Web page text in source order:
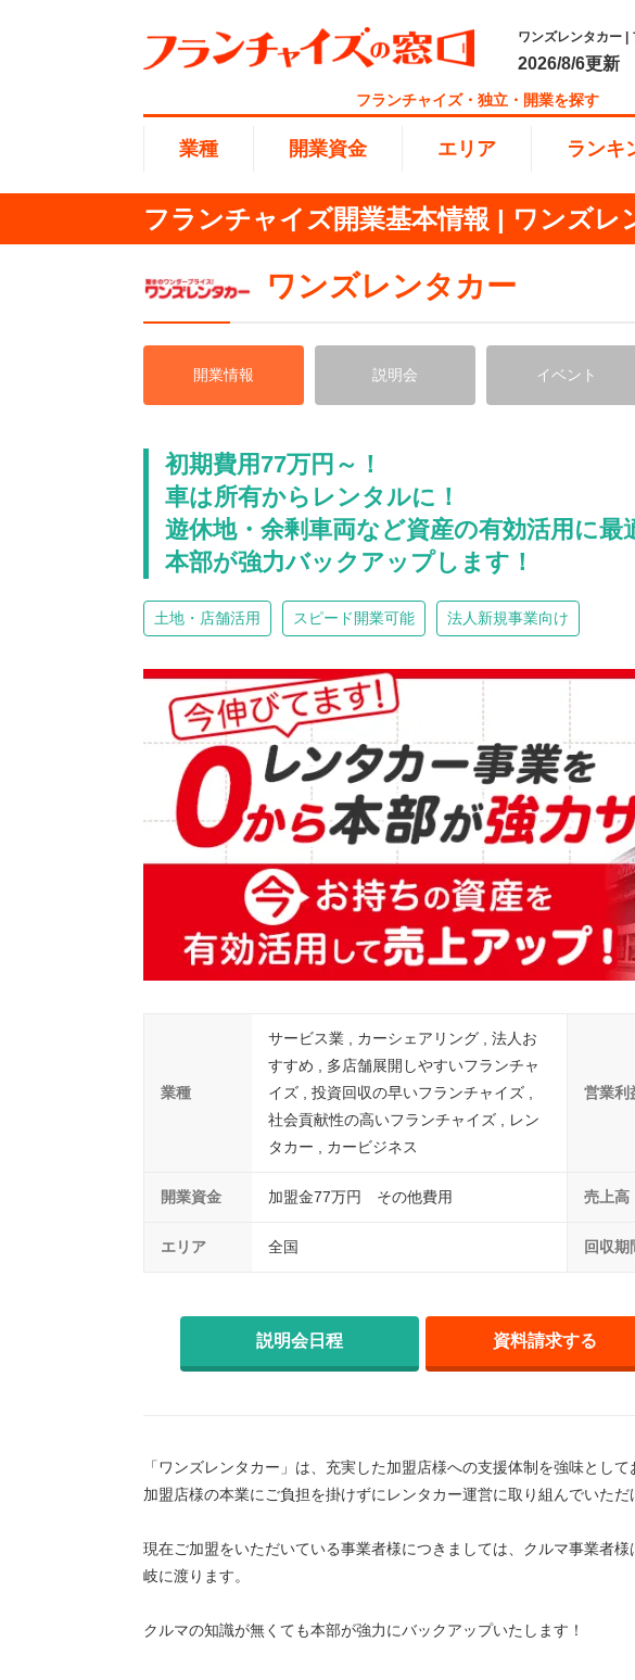
ワンズレンタカー |
2026/8/6更新
フランチャイズ・独立・開業を探す
業種
業種
代理店業
開業資金
開業資金
1円〜100万円
エリア
エリア
北海道
ランキ
ランキング
総合ランキング
フランチャイズ開業基本情報 | ワンズレ
ワンズレンタカー
開業情報 説明会 イベント
初期費用77万円～！
車は所有からレンタルに！
遊休地・余剰車両など資産の有効活用に最
本部が強力バックアップします！
土地・店舗活用 スピード開業可能 法人新規事業向け
業種
サービス業 , カーシェアリング , 法人お
すすめ , 多店舗展開しやすいフランチャ
イズ , 投資回収の早いフランチャイズ ,
社会貢献性の高いフランチャイズ , レン
タカー , カービジネス
営業利
開業資金 加盟金77万円 その他費用 売上高
エリア 全国 回収期
説明会日程 資料請求する
「ワンズレンタカー」は、充実した加盟店様への支援体制を強味として
加盟店様の本業にご負担を掛けずにレンタカー運営に取り組んでいただ
現在ご加盟をいただいている事業者様につきましては、クルマ事業者
岐に渡ります。
クルマの知識が無くても本部が強力にバックアップいたします！